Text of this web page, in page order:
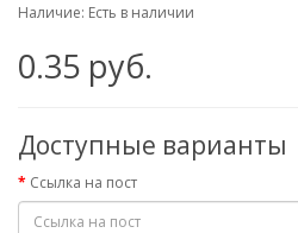
Наличие: Есть в наличии
0.35 руб.
Доступные варианты
Ссылка на пост